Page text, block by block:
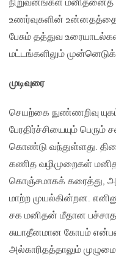
நிறுவனங்கள் மனிதனைத்
உணர்வுகளின்
பேசும் தத்துவ
மட்டங்களிலும்
முடிவுரை
செயற்கை நுண்ணறிவு
பேரதிர்ச்சியையும்
கொண்டு வந்துள்ளது.
கணித வழிமுறைகள்
கொஞ்சமாகக் கரைத்து,
மாற்ற முயல்கின்றன.
சக மனிதன் மீதான
சுயாதீனமான கோபம்
அல்காரிதத்தாலும்